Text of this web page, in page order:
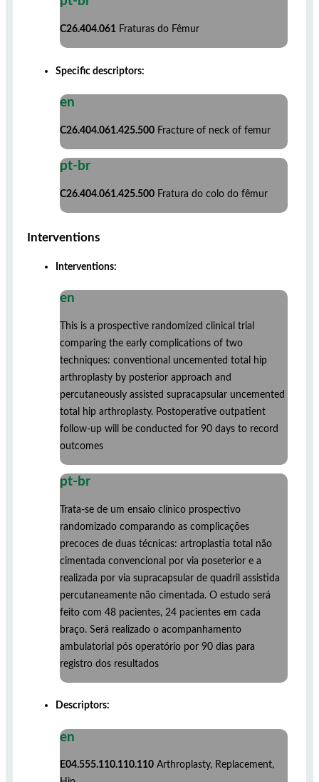
C26.404.061 Fraturas do Fêmur
Specific descriptors:
en
C26.404.061.425.500 Fracture of neck of femur
pt-br
C26.404.061.425.500 Fratura do colo do fêmur
Interventions
Interventions:
en
This is a prospective randomized clinical trial
comparing the early complications of two
techniques: conventional uncemented total hip
arthroplasty by posterior approach and
percutaneously assisted supracapsular uncemented
total hip arthroplasty. Postoperative outpatient
follow-up will be conducted for 90 days to record
outcomes
pt-br
Trata-se de um ensaio clínico prospectivo
randomizado comparando as complicações
precoces de duas técnicas: artroplastia total não
cimentada convencional por via poseterior e a
realizada por via supracapsular de quadril assistida
percutaneamente não cimentada. O estudo será
feito com 48 pacientes, 24 pacientes em cada
braço. Será realizado o acompanhamento
ambulatorial pós operatório por 90 dias para
registro dos resultados
Descriptors:
en
E04.555.110.110.110 Arthroplasty, Replacement,